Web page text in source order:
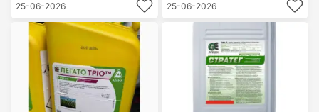
25-06-2026
25-06-2026